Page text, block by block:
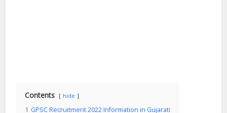
Contents hide
1 GPSC Recruitment 2022 Information in Gujarati